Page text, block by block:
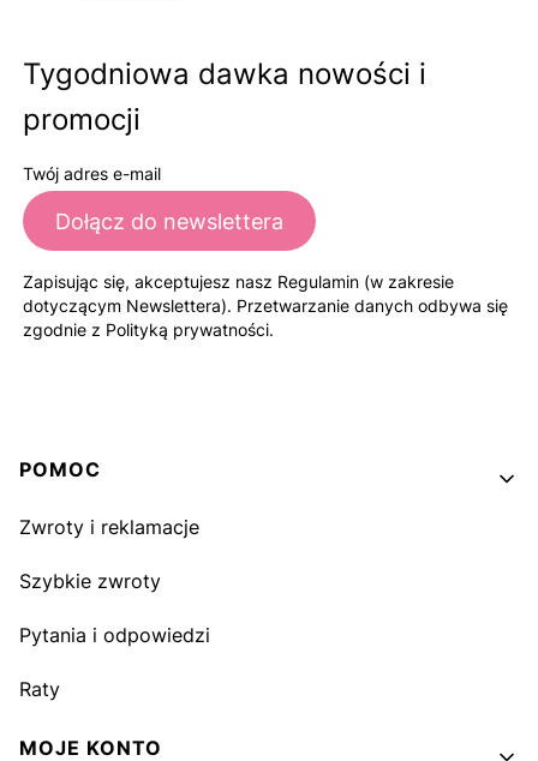
Tygodniowa dawka nowości i
promocji
Twój adres e-mail
Dołącz do newslettera
Zapisując się, akceptujesz nasz Regulamin (w zakresie
dotyczącym Newslettera). Przetwarzanie danych odbywa się
zgodnie z Polityką prywatności.
Linki w stopce
POMOC
Zwroty i reklamacje
Szybkie zwroty
Pytania i odpowiedzi
Raty
MOJE KONTO